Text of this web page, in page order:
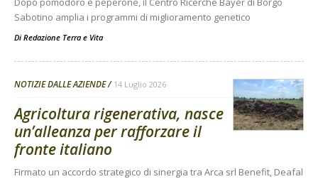
Sabotino amplia i programmi di miglioramento genetico
Di Redazione Terra e Vita
NOTIZIE DALLE AZIENDE 14 Luglio 2026
Agricoltura rigenerativa, nasce
un’alleanza per rafforzare il
fronte italiano
Firmato un accordo strategico di sinergia tra Arca srl Benefit, Deafal